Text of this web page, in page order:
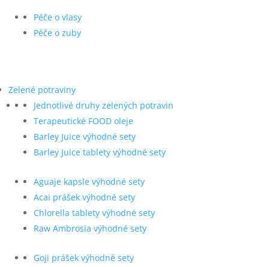
Péče o vlasy
Péče o zuby
Zelené potraviny
Jednotlivé druhy zelených potravin
Terapeutické FOOD oleje
Barley Juice výhodné sety
Barley Juice tablety výhodné sety
Aguaje kapsle výhodné sety
Acai prášek výhodné sety
Chlorella tablety výhodné sety
Raw Ambrosia výhodné sety
Goji prášek výhodné sety